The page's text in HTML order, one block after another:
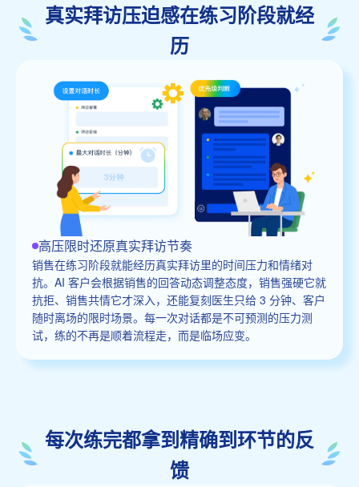
真实拜访压迫感在练习阶段就经
历
高压限时还原真实拜访节奏
销售在练习阶段就能经历真实拜访里的时间压力和情绪对
抗。AI 客户会根据销售的回答动态调整态度，销售强硬它就
抗拒、销售共情它才深入，还能复刻医生只给 3 分钟、客户
随时离场的限时场景。每一次对话都是不可预测的压力测
试，练的不再是顺着流程走，而是临场应变。
每次练完都拿到精确到环节的反
馈